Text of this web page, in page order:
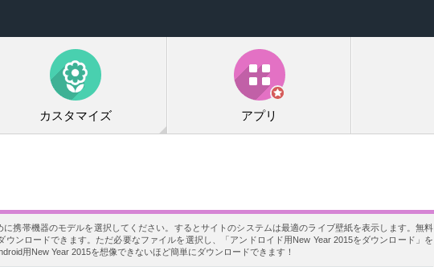
カスタマイズ アプリ
携帯機器のモデルを選択してください。するとサイトのシステムは最適のライブ壁紙を表示します。無料
ンロードできます。ただ必要なファイルを選択し、「アンドロイド用New Year 2015をダウンロード」を
用New Year 2015を想像できないほど簡単にダウンロードできます！